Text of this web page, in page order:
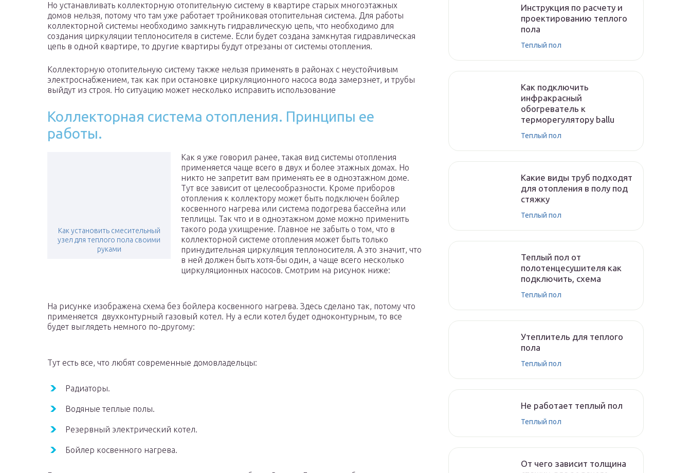
Но устанавливать коллекторную отопительную систему в квартире старых многоэтажных
домов нельзя, потому что там уже работает тройниковая отопительная система. Для работы
коллекторной системы необходимо замкнуть гидравлическую цепь, что необходимо для
создания циркуляции теплоносителя в системе. Если будет создана замкнутая гидравлическая
цепь в одной квартире, то другие квартиры будут отрезаны от системы отопления.
Коллекторную отопительную систему также нельзя применять в районах с неустойчивым
электроснабжением, так как при остановке циркуляционного насоса вода замерзнет, и трубы
выйдут из строя. Но ситуацию может несколько исправить использование
Коллекторная система отопления. Принципы ее
работы.
Как установить смесительный
узел для теплого пола своими
руками
Как я уже говорил ранее, такая вид системы отопления
применяется чаще всего в двух и более этажных домах. Но
никто не запретит вам применять ее в одноэтажном доме.
Тут все зависит от целесообразности. Кроме приборов
отопления к коллектору может быть подключен бойлер
косвенного нагрева или система подогрева бассейна или
теплицы. Так что и в одноэтажном доме можно применить
такого рода ухищрение. Главное не забыть о том, что в
коллекторной системе отопления может быть только
принудительная циркуляция теплоносителя. А это значит, что
в ней должен быть хотя-бы один, а чаще всего несколько
циркуляционных насосов. Смотрим на рисунок ниже:
На рисунке изображена схема без бойлера косвенного нагрева. Здесь сделано так, потому что
применяется двухконтурный газовый котел. Ну а если котел будет одноконтурным, то все
будет выглядеть немного по-другому:
Тут есть все, что любят современные домовладельцы:
Радиаторы.
Водяные теплые полы.
Резервный электрический котел.
Бойлер косвенного нагрева.
Инструкция по расчету и
проектированию теплого
пола
Теплый пол
Как подключить
инфракрасный
обогреватель к
терморегулятору ballu
Теплый пол
Какие виды труб подходят
для отопления в полу под
стяжку
Теплый пол
Теплый пол от
полотенцесушителя как
подключить, схема
Теплый пол
Утеплитель для теплого
пола
Теплый пол
Не работает теплый пол
Теплый пол
От чего зависит толщина